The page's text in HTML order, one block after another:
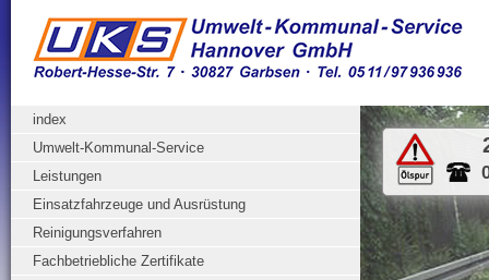
index
Umwelt-Kommunal-Service
Leistungen
Einsatzfahrzeuge und Ausrüstung
Reinigungsverfahren
Fachbetriebliche Zertifikate